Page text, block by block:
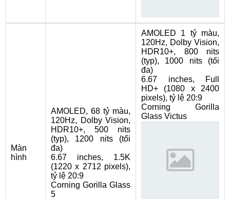
Màn
hình
AMOLED, 68 tỷ màu,
120Hz, Dolby Vision,
HDR10+, 500 nits
(typ), 1200 nits (tối
đa)
6.67 inches, 1.5K
(1220 x 2712 pixels),
tỷ lệ 20:9
Corning Gorilla Glass
5
AMOLED 1 tỷ màu,
120Hz, Dolby Vision,
HDR10+, 800 nits
(typ), 1000 nits (tối
đa)
6.67 inches, Full
HD+ (1080 x 2400
pixels), tỷ lệ 20:9
Corning Gorilla
Glass Victus